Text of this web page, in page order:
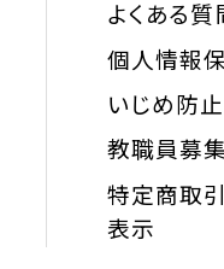
よくある質
個人情報
いじめ防
教職員募
特定商取
表示